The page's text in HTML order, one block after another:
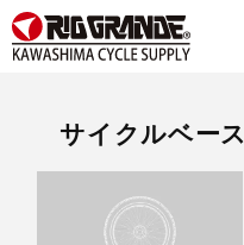
サイクルベー